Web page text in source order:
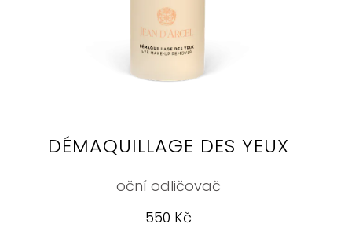
DÉMAQUILLAGE DES YEUX
oční odličovač
550 Kč